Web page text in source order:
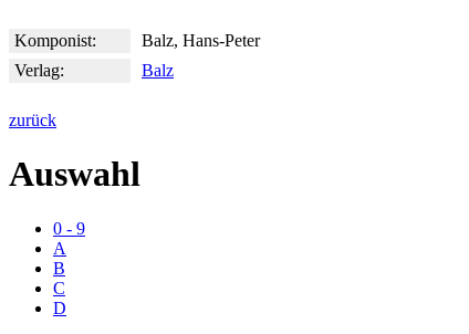
Komponist:
Balz, Hans-Peter
Verlag:
Balz
zurück
Auswahl
0 - 9
A
B
C
D